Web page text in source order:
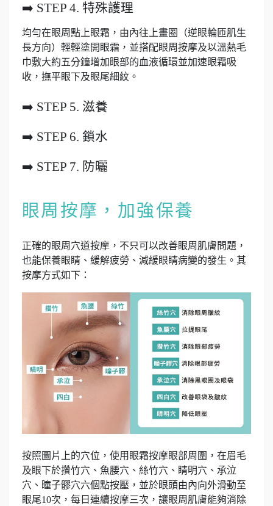
➡️ STEP 4. 特殊護理
均勻在眼周點上眼霜，由內往上畫圈（逆眼輪匝肌生
長方向）輕輕塗開眼霜，並搭配眼周按摩及以溫熱毛
巾敷大約五分鐘增加眼部的血液循環並加速眼霜吸
收，撫平眼下及眼尾細紋。
➡️ STEP 5. 滋養
➡️ STEP 6. 鎖水
➡️ STEP 7. 防曬
眼周按摩，加強保養
正確的眼周穴道按摩，不只可以改善眼周肌膚問題，
也能保養眼睛、緩解疲勞、減緩眼睛病變的發生。其
按摩方式如下：
按照圖片上的穴位，使用眼霜按摩眼部周圍，在眉毛
及眼下於攢竹穴、魚腰穴、絲竹穴、睛明穴、承泣
穴、瞳子髎穴六個點按壓，並於眼頭由內向外滑動至
眼尾10次，每日連續按摩三次，讓眼周肌膚能夠消除